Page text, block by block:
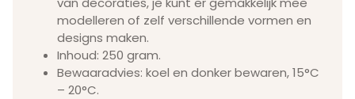
modelleren of zelf verschillende vormen en
designs maken.
Inhoud: 250 gram.
Bewaaradvies: koel en donker bewaren, 15°C
– 20°C.